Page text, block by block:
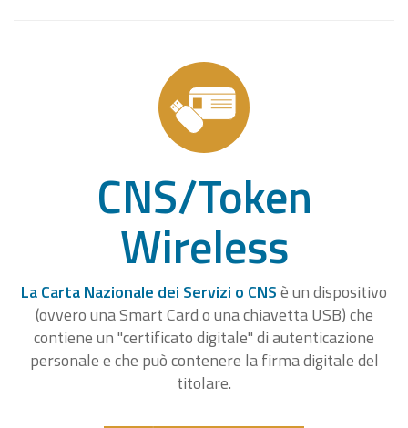
CNS/Token
Wireless
La Carta Nazionale dei Servizi o CNSè un dispositivo
(ovvero una Smart Card o una chiavetta USB) che
contiene un "certificato digitale" di autenticazione
personale e che può contenere la firma digitale del
titolare.